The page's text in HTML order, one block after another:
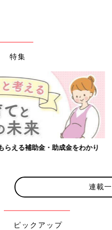
特集
【ワクチン接種できるものも】妊
連載
ピックアップ